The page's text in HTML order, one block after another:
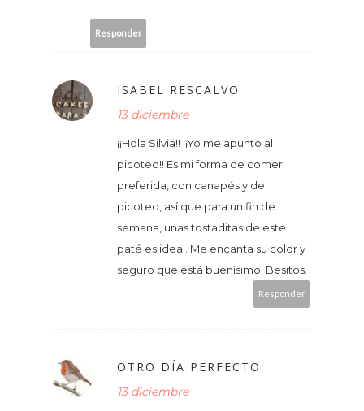
Responder
ISABEL RESCALVO
13 diciembre
¡¡Hola Silvia!! ¡¡Yo me apunto al
picoteo!! Es mi forma de comer
preferida, con canapés y de
picoteo, así que para un fin de
semana, unas tostaditas de este
paté es ideal. Me encanta su color y
seguro que está buenísimo. Besitos.
Responder
OTRO DÍA PERFECTO
13 diciembre